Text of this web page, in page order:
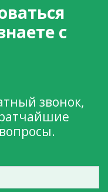
с
звонок,